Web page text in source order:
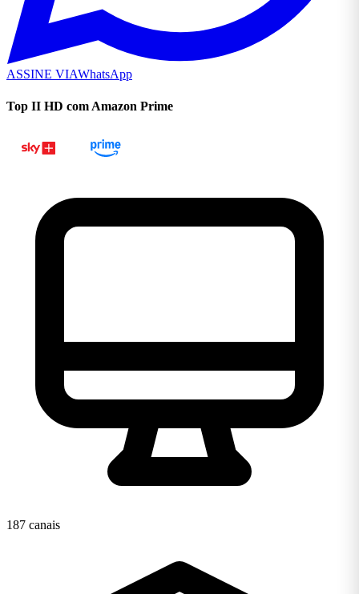
ASSINE VIAWhatsApp
Top II HD com Amazon Prime
187 canais